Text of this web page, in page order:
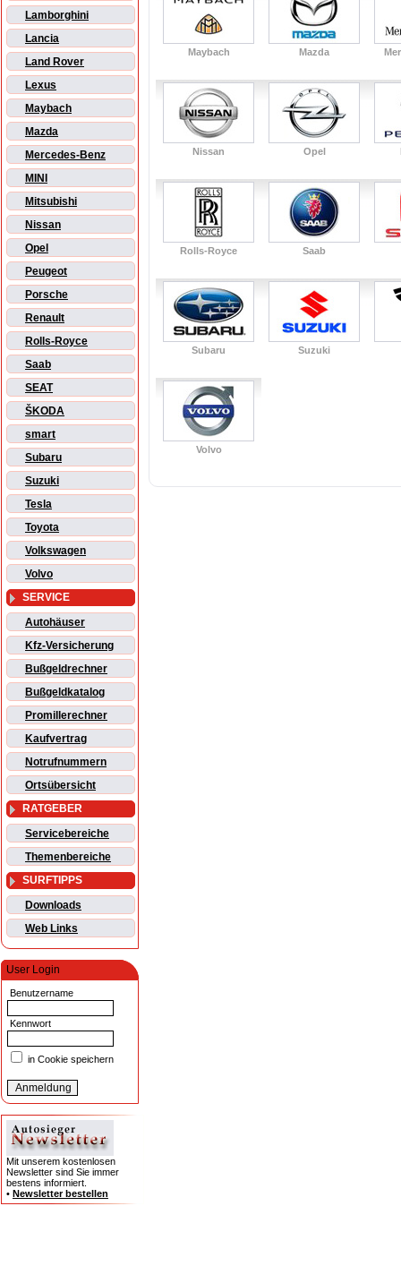
Lamborghini
Lancia
Land Rover
Lexus
Maybach
Mazda
Mercedes-Benz
MINI
Mitsubishi
Nissan
Opel
Peugeot
Porsche
Renault
Rolls-Royce
Saab
SEAT
ŠKODA
smart
Subaru
Suzuki
Tesla
Toyota
Volkswagen
Volvo
SERVICE
Autohäuser
Kfz-Versicherung
Bußgeldrechner
Bußgeldkatalog
Promillerechner
Kaufvertrag
Notrufnummern
Ortsübersicht
RATGEBER
Servicebereiche
Themenbereiche
SURFTIPPS
Downloads
Web Links
User Login
Benutzername
Kennwort
in Cookie speichern
Mit unserem kostenlosen
Newsletter sind Sie immer
bestens informiert.
• Newsletter bestellen
Maybach Mazda
Nissan Opel
Rolls-Royce Saab
Subaru Suzuki
Volvo